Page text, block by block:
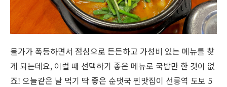
물가가 폭등하면서 점심으로 든든하고 가성비 있는 메뉴를 찾
게 되는데요, 이럴 때 선택하기 좋은 메뉴로 국밥만 한 것이 없
죠! 오늘같은 날 먹기 딱 좋은 순댓국 찐맛집이 선릉역 도보 5